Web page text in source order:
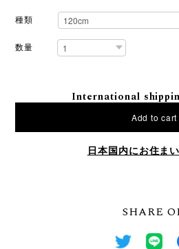
種類
数量
International
Add to cart
日本国内にお住ま
SHARE